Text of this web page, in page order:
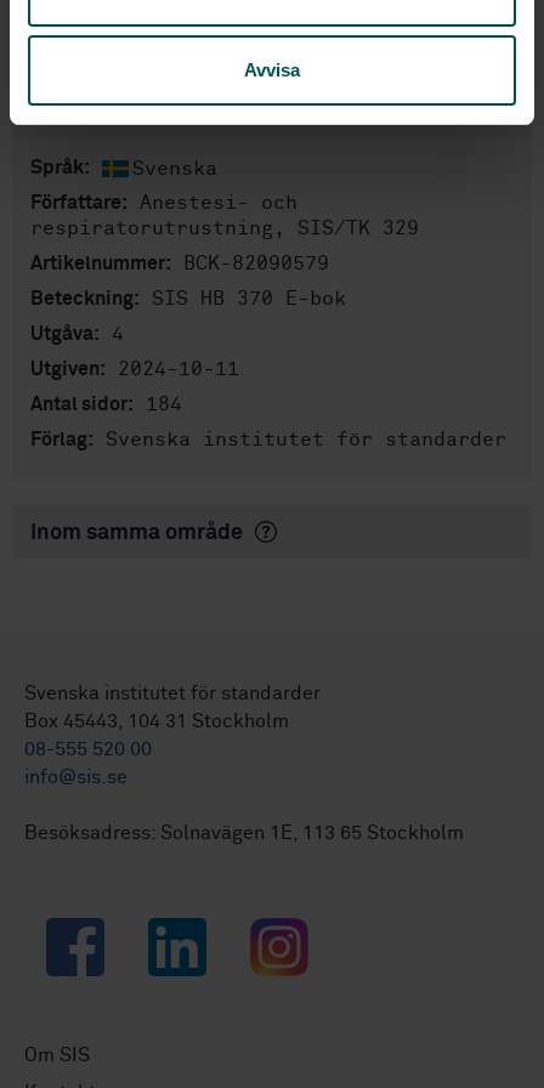
Avvisa
anestesi- och respiratorutrustning.
Produktinformation
Språk: Svenska
Författare:
Anestesi- och
respiratorutrustning, SIS/TK 329
Artikelnummer: BCK-82090579
Beteckning: SIS HB 370 E-bok
Utgåva: 4
Utgiven: 2024-10-11
Antal sidor: 184
Förlag: Svenska institutet för standarder
Inom samma område
Svenska institutet för standarder
Box 45443, 104 31 Stockholm
08-555 520 00
info@sis.se
Besöksadress: Solnavägen 1E, 113 65 Stockholm
Facebook LinkedIn Instagram
Om SIS